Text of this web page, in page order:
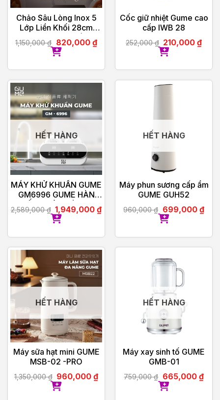
Chảo Sâu Lòng Inox 5
Lớp Liền Khối 28cm
GUME Hàn Quốc
1,150,000₫ 820,000 ₫
Cốc giữ nhiệt Gume cao
cấp IWB 28
252,000₫ 210,000₫
HẾT HÀNG
MÁY KHỬ KHUẨN GUME
GM6996 GUME HÀN
QUỐC – BẢO HÀNH 12
THÁNG
2,589,000₫ 1,949,000₫
HẾT HÀNG
Máy phun sương cấp ẩm
GUME GUH52
960,000₫ 699,000 ₫
HẾT HÀNG
Máy sữa hạt mini GUME
MSB-02 -PRO
1,350,000₫ 960,000₫
HẾT HÀNG
Máy xay sinh tố GUME
GMB-01
759,000₫ 665,000 ₫